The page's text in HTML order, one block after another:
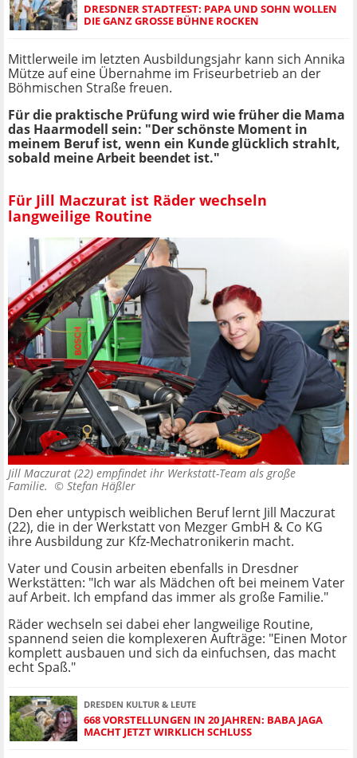
DRESDNER STADTFEST: PAPA UND SOHN WOLLEN
DIE GANZ GROSSE BÜHNE ROCKEN
Mittlerweile im letzten Ausbildungsjahr kann sich Annika
Mütze auf eine Übernahme im Friseurbetrieb an der
Böhmischen Straße freuen.
Für die praktische Prüfung wird wie früher die Mama
das Haarmodell sein: "Der schönste Moment in
meinem Beruf ist, wenn ein Kunde glücklich strahlt,
sobald meine Arbeit beendet ist."
Für Jill Maczurat ist Räder wechseln
langweilige Routine
Jill Maczurat (22) empfindet ihr Werkstatt-Team als große
Familie. © Stefan Häßler
Den eher untypisch weiblichen Beruf lernt Jill Maczurat
(22), die in der Werkstatt von Mezger GmbH & Co KG
ihre Ausbildung zur Kfz-Mechatronikerin macht.
Vater und Cousin arbeiten ebenfalls in Dresdner
Werkstätten: "Ich war als Mädchen oft bei meinem Vater
auf Arbeit. Ich empfand das immer als große Familie."
Räder wechseln sei dabei eher langweilige Routine,
spannend seien die komplexeren Aufträge: "Einen Motor
komplett ausbauen und sich da einfuchsen, das macht
echt Spaß."
DRESDEN KULTUR & LEUTE
668 VORSTELLUNGEN IN 20 JAHREN: BABA JAGA
MACHT JETZT WIRKLICH SCHLUSS